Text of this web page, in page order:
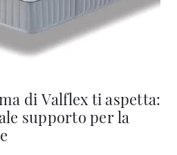
di Valflex ti aspetta:
supporto per la